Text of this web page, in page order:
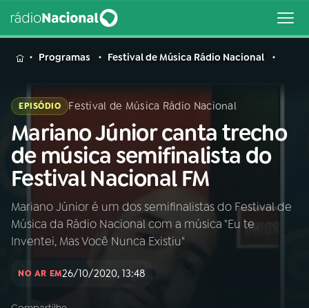
MENU
Buscar
na
Rádio
Nacional
Buscar
AO VIVO
INÍCIO
Programas Festival de Música Rádio Nacional
EPISÓDIO Festival de Música Rádio Nacional
Mariano Júnior canta trecho
de música semifinalista do
Festival Nacional FM
Mariano Júnior é um dos semifinalistas do Festival de
Música da Rádio Nacional com a música "Eu te
Inventei, Mas Você Nunca Existiu"
NO AR EM26/10/2020, 13:48